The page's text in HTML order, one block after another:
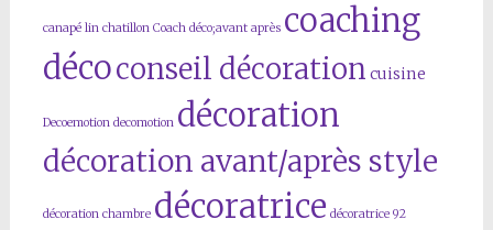
canapé lin chatillon Coach déco;avant après coaching
décoconseil décoration cuisine
Decoemotion decomotion décoration
décoration avant/après style
décoration chambre décoratrice décoratrice 92